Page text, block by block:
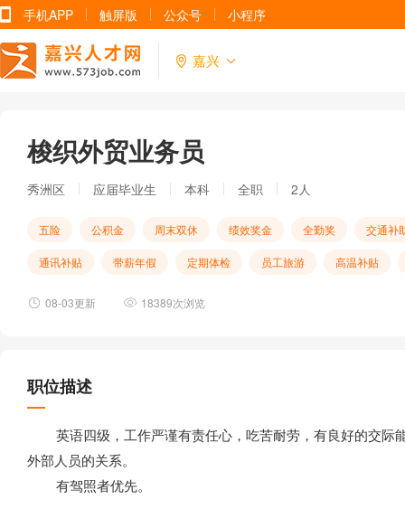
手机APP 触屏版 公众号 小程序
嘉兴
梭织外贸业务员
秀洲区 应届毕业生 本科 全职 2人
五险 公积金 周末双休 绩效奖金 全勤奖 交通补
通讯补贴 带薪年假 定期体检 员工旅游 高温补贴
08-03更新 18389次浏览
职位描述
英语四级，工作严谨有责任心，吃苦耐劳，有良好的交际
外部人员的关系。
有驾照者优先。